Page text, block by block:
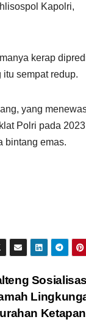
Kapolri,
kerap
sempat redup.
yang
Polri pada
bintang emas.